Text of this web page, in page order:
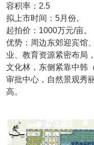
容积率：2.5
拟上市时间：5月份。
起拍价：1000万元/亩。
优势：周边东郊迎宾馆
业、教育资源紧密布局
文化林，东侧紧靠中韩
审批中心，自然景观秀
高。